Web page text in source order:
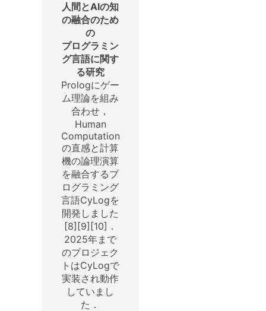
人間とAIの知
の融合のため
の
プログラミン
グ言語に関す
る研究
Prologにゲー
ム理論を組み
合わせ，
Human
Computation
の直感と計算
機の論理演算
を融合するプ
ログラミング
言語CyLogを
開発しました
[8][9][10]．
2025年まで
のプロジェク
トはCyLogで
実装され動作
していまし
た．